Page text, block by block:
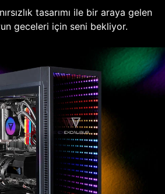
tasarımı ile bir araya gelen
geceleri için seni bekliyor.